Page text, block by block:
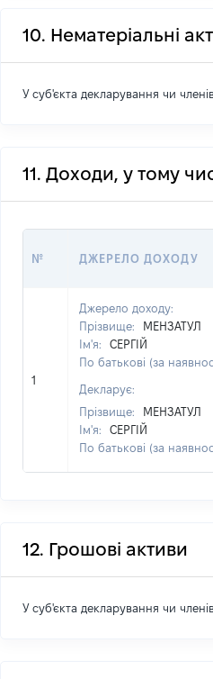
10. Нематеріальні
У суб'єкта декларування чи
11. Доходи, у тому
№ ДЖЕРЕЛО ДОХОДУ
1
Джерело доходу:
Прізвище:
МЕНЗАТУЛ
Ім'я:
СЕРГІЙ
По батькові (за
Декларує:
Прізвище:
МЕНЗАТУЛ
Ім'я:
СЕРГІЙ
По батькові (за
12. Грошові активи
У суб'єкта декларування чи